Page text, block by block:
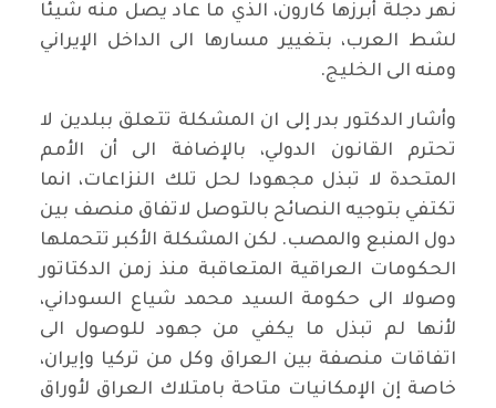
نهر دجلة أبرزها كارون، الذي ما عاد يصل منه شيئا
لشط العرب، بتغيير مسارها الى الداخل الإيراني
ومنه الى الخليج.
وأشار الدكتور بدر إلى ان المشكلة تتعلق ببلدين لا
تحترم القانون الدولي، بالإضافة الى أن الأمم
المتحدة لا تبذل مجهودا لحل تلك النزاعات، انما
تكتفي بتوجيه النصائح بالتوصل لاتفاق منصف بين
دول المنبع والمصب. لكن المشكلة الأكبر تتحملها
الحكومات العراقية المتعاقبة منذ زمن الدكتاتور
وصولا الى حكومة السيد محمد شياع السوداني،
لأنها لم تبذل ما يكفي من جهود للوصول الى
اتفاقات منصفة بين العراق وكل من تركيا وإيران،
خاصة إن الإمكانيات متاحة بامتلاك العراق لأوراق